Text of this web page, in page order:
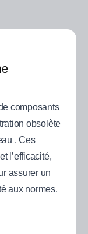
composants
obsolète
. Ces
l’efficacité,
assurer un
aux normes.